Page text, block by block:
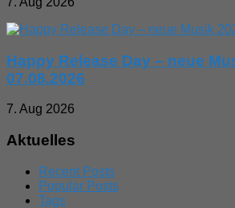
Happy Release Day – neue
07.08.2026
7. Aug 2026
Aktuelles
Recent Posts
Popular Posts
Tags